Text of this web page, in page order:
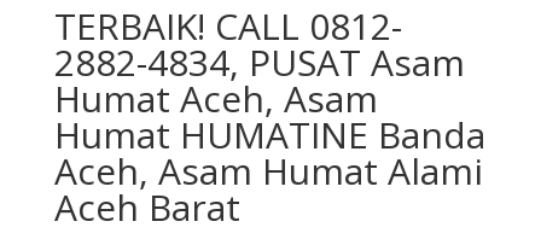
TERBAIK! CALL 0812-
2882-4834, PUSAT Asam
Humat Aceh, Asam
Humat HUMATINE Banda
Aceh, Asam Humat Alami
Aceh Barat